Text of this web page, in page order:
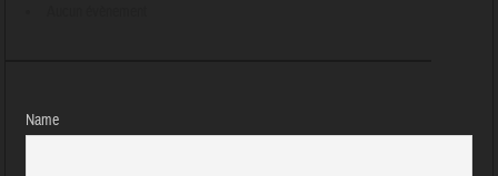
Name